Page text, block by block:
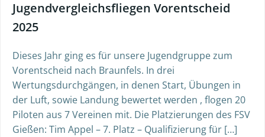
Jugendvergleichsfliegen Vorentscheid
2025
Dieses Jahr ging es für unsere Jugendgruppe zum
Vorentscheid nach Braunfels. In drei
Wertungsdurchgängen, in denen Start, Übungen in
der Luft, sowie Landung bewertet werden , flogen 20
Piloten aus 7 Vereinen mit. Die Platzierungen des FSV
Gießen: Tim Appel – 7. Platz – Qualifizierung für […]